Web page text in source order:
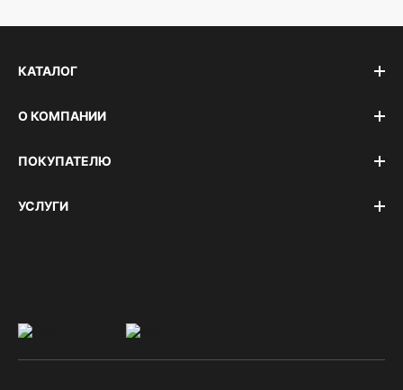
КАТАЛОГ
О КОМПАНИИ
ПОКУПАТЕЛЮ
УСЛУГИ